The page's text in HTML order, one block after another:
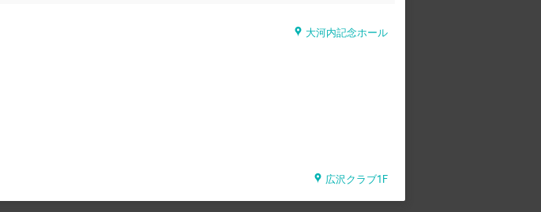
大河内記念ホール
広沢クラブ1F